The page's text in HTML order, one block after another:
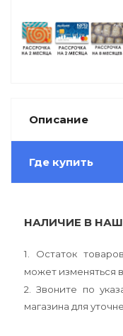
Описание
Где купить
НАЛИЧИЕ В
1. Остаток
может изменяться
2. Звоните по
магазина для